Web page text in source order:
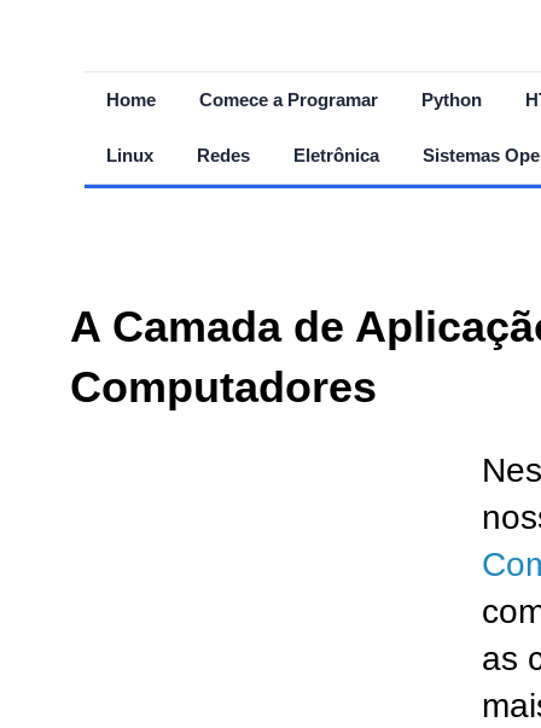
Home Comece a Programar Python
Linux Redes Eletrônica Sistemas
A Camada de
Computadores
as